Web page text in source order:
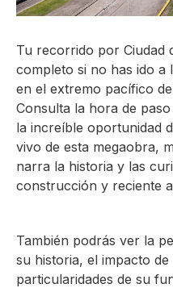
Tu recorrido por Ciudad
completo si no has ido a
en el extremo pacífico
Consulta la hora de
la increíble oportunidad
vivo de esta megaobra,
narra la historia y las
construcción y reciente
También podrás ver la
su historia, el impacto
particularidades de su